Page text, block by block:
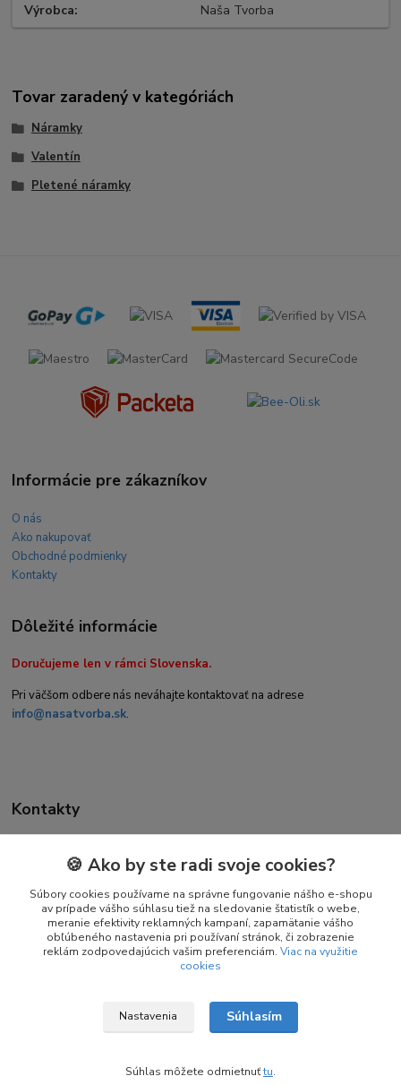
Výrobca Naša Tvorba
Tovar zaradený v kategóriách
Náramky
Valentín
Pletené náramky
Informácie pre zákazníkov
O nás
Ako nakupovať
Obchodné podmienky
Kontakty
Dôležité informácie
Doručujeme len v rámci Slovenska.
Pri väčšom odbere nás neváhajte kontaktovať na adrese
info@nasatvorba.sk.
Kontakty
+421 944 947 463
(Pon-Pia 08:00-16:00)
info@nasatvorba.sk
© Copyright 2025 – 2026 Naša Tvorba
🍪 Ako by ste radi svoje cookies?
Súbory cookies používame na správne fungovanie nášho e-shopu
av prípade vášho súhlasu tiež na sledovanie štatistík o webe,
meranie efektivity reklamných kampaní, zapamätanie vášho
obľúbeného nastavenia pri používaní stránok, či zobrazenie
reklám zodpovedajúcich vašim preferenciám. Viac na využitie
cookies
Nastavenia Súhlasím
Súhlas môžete odmietnuťtu.